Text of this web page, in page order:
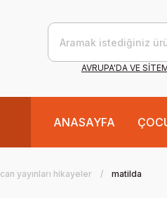
AVRUPA'DA VE
ANASAYFA
can yayınları hikayeler matilda